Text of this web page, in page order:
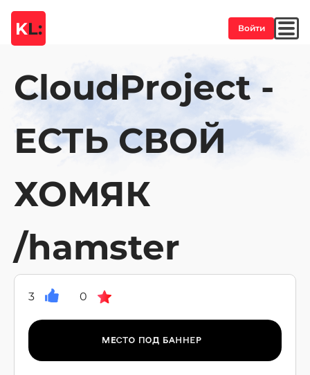
KL: Войти
CloudProject -
ЕСТЬ СВОЙ
ХОМЯК
/hamster
3 0